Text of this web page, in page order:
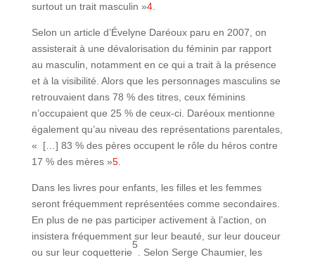
surtout un trait masculin »4.
Selon un article d’Évelyne Daréoux paru en 2007, on
assisterait à une dévalorisation du féminin par rapport
au masculin, notamment en ce qui a trait à la présence
et à la visibilité. Alors que les personnages masculins se
retrouvaient dans 78 % des titres, ceux féminins
n’occupaient que 25 % de ceux-ci. Daréoux mentionne
également qu’au niveau des représentations parentales,
« […] 83 % des pères occupent le rôle du héros contre
17 % des mères »5.
Dans les livres pour enfants, les filles et les femmes
seront fréquemment représentées comme secondaires.
En plus de ne pas participer activement à l’action, on
insistera fréquemment sur leur beauté, sur leur douceur
ou sur leur coquetterie
5
. Selon Serge Chaumier, les